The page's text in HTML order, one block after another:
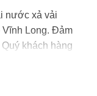
nước xả vải
Vĩnh Long. Đảm
khách hàng
dẫn sau: